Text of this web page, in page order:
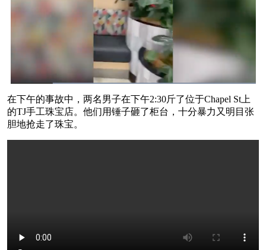
在下午的事故中，两名男子在下午2:30斤了位于Chapel St上
的TJ手工珠宝店。他们用锤子砸了柜台，十分暴力又明目张
胆地抢走了珠宝。